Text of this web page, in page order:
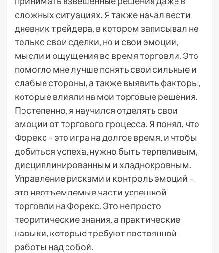
сложных ситуациях. Я также начал вести
дневник трейдера, в котором записывал не
только свои сделки, но и свои эмоции,
мысли и ощущения во время торговли. Это
помогло мне лучше понять свои сильные и
слабые стороны, а также выявить факторы,
которые влияли на мои торговые решения.
Постепенно, я научился отделять свои
эмоции от торгового процесса. Я понял, что
Форекс – это игра на долгое время, и чтобы
добиться успеха, нужно быть терпеливым,
дисциплинированным и хладнокровным.
Управление рисками и контроль эмоций –
это неотъемлемые части успешной
торговли на Форекс. Это не просто
теоритические знания, а практические
навыки, которые требуют постоянной
работы над собой.